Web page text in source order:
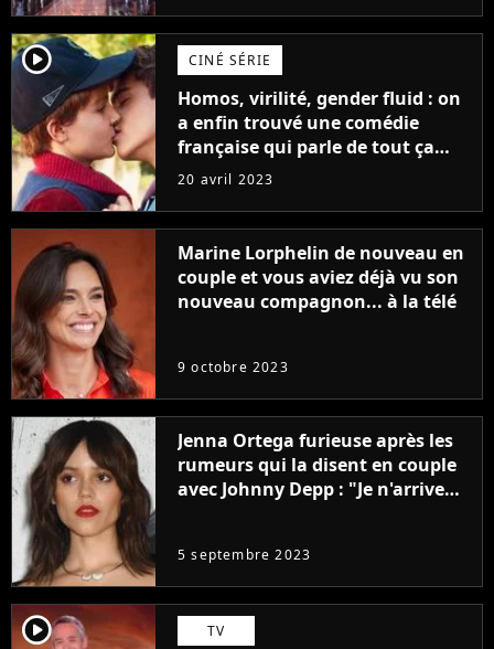
player2 CINÉ SÉRIE
Homos, virilité, gender fluid : on
a enfin trouvé une comédie
française qui parle de tout ça
sans être super ringarde
20 avril 2023
Marine Lorphelin de nouveau en
couple et vous aviez déjà vu son
nouveau compagnon... à la télé
9 octobre 2023
Jenna Ortega furieuse après les
rumeurs qui la disent en couple
avec Johnny Depp : "Je n'arrive
5 septembre 2023
player2 TV